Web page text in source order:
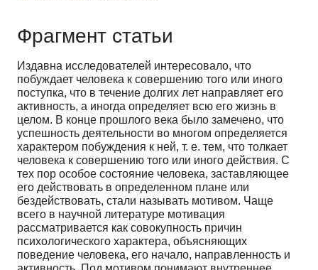
Фрагмент статьи
Издавна исследователей интересовало, что
побуждает человека к совершению того или иного
поступка, что в течение долгих лет направляет его
активность, а иногда определяет всю его жизнь в
целом. В конце прошлого века было замечено, что
успешность деятельности во многом определяется
характером побуждения к ней, т. е. тем, что толкает
человека к совершению того или иного действия. С
тех пор особое состояние человека, заставляющее
его действовать в определенном плане или
бездействовать, стали называть мотивом. Чаще
всего в научной литературе мотивация
рассматривается как совокупность причин
психологического характера, объясняющих
поведение человека, его начало, направленность и